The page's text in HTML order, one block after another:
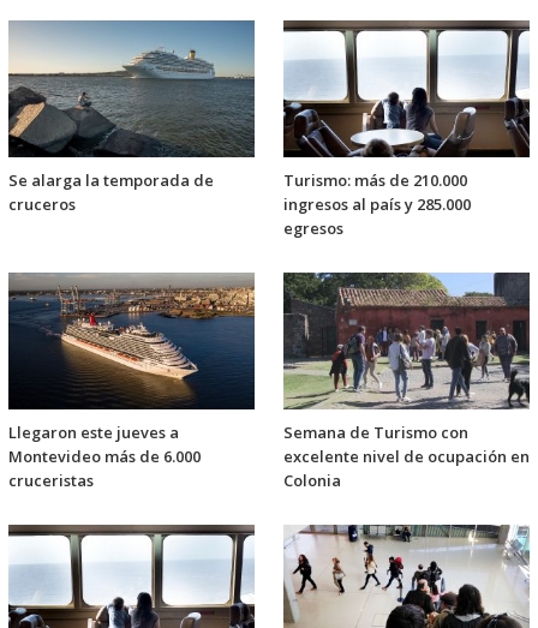
Se alarga la temporada de
cruceros
Turismo: más de 210.000
ingresos al país y 285.000
egresos
Llegaron este jueves a
Montevideo más de 6.000
cruceristas
Semana de Turismo con
excelente nivel de ocupación en
Colonia